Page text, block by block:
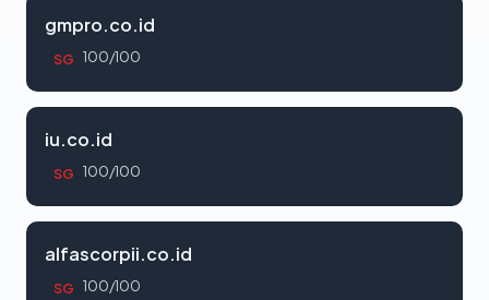
gmpro.co.id
SG 100/100
iu.co.id
SG 100/100
alfascorpii.co.id
SG 100/100